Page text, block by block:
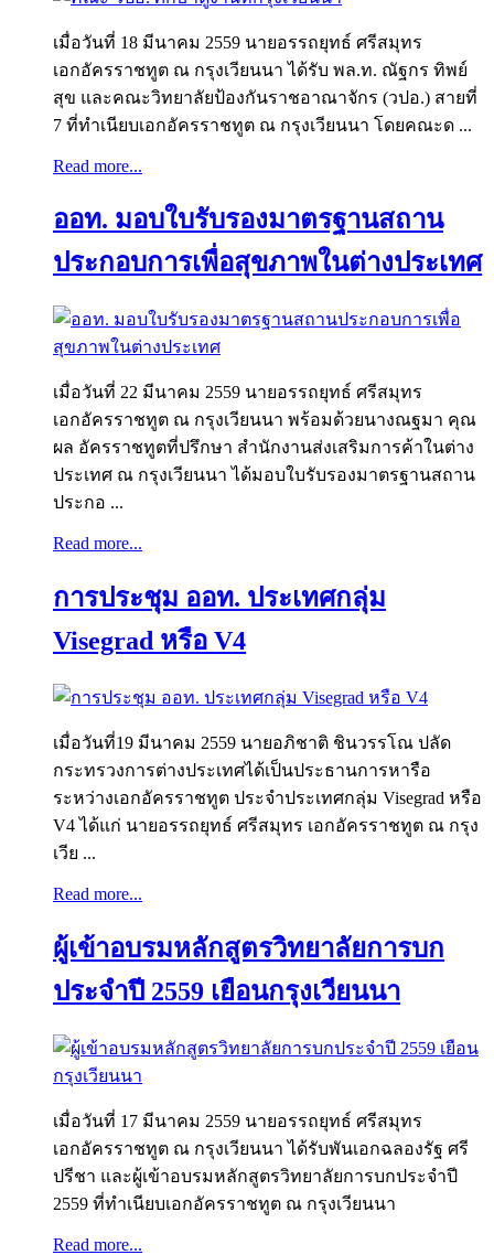
เมื่อวันที่ 18 มีนาคม 2559 นายอรรถยุทธ์ ศรีสมุทร
เอกอัครราชทูต ณ กรุงเวียนนา ได้รับ พล.ท. ณัฐกร ทิพย์
สุข และคณะวิทยาลัยป้องกันราชอาณาจักร (วปอ.) สายที่
7 ที่ทำเนียบเอกอัครราชทูต ณ กรุงเวียนนา โดยคณะด ...
Read more...
ออท. มอบใบรับรองมาตรฐานสถาน
ประกอบการเพื่อสุขภาพในต่างประเทศ
เมื่อวันที่ 22 มีนาคม 2559 นายอรรถยุทธ์ ศรีสมุทร
เอกอัครราชทูต ณ กรุงเวียนนา พร้อมด้วยนางณฐมา คุณ
ผล อัครราชทูตที่ปรึกษา สำนักงานส่งเสริมการค้าในต่าง
ประเทศ ณ กรุงเวียนนา ได้มอบใบรับรองมาตรฐานสถาน
ประกอ ...
Read more...
การประชุม ออท. ประเทศกลุ่ม
Visegrad หรือ V4
เมื่อวันที่19 มีนาคม 2559 นายอภิชาติ ชินวรรโณ ปลัด
กระทรวงการต่างประเทศได้เป็นประธานการหารือ
ระหว่างเอกอัครราชทูต ประจำประเทศกลุ่ม Visegrad หรือ
V4 ได้แก่ นายอรรถยุทธ์ ศรีสมุทร เอกอัครราชทูต ณ กรุง
เวีย ...
Read more...
ผู้เข้าอบรมหลักสูตรวิทยาลัยการบก
ประจำปี 2559 เยือนกรุงเวียนนา
เมื่อวันที่ 17 มีนาคม 2559 นายอรรถยุทธ์ ศรีสมุทร
เอกอัครราชทูต ณ กรุงเวียนนา ได้รับพันเอกฉลองรัฐ ศรี
ปรีชา และผู้เข้าอบรมหลักสูตรวิทยาลัยการบกประจำปี
2559 ที่ทำเนียบเอกอัครราชทูต ณ กรุงเวียนนา
Read more...